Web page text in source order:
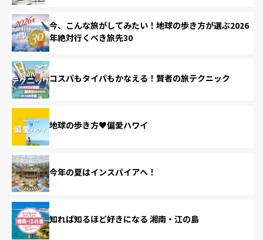
今、こんな旅がしてみたい！地球の歩き方が選ぶ2026
年絶対行くべき旅先30
コスパもタイパもかなえる！賢者の旅テクニック
地球の歩き方♥偏愛ハワイ
今年の夏はインスパイアへ！
知れば知るほど好きになる 湘南・江の島